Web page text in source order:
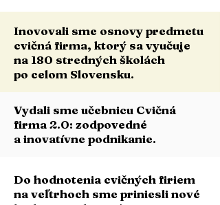
Inovovali sme osnovy predmetu
cvičná firma, ktorý sa vyučuje
na 180 stredných školách
po celom Slovensku.
Vydali sme učebnicu Cvičná
firma 2.0: zodpovedné
a inovatívne podnikanie.
Do hodnotenia cvičných firiem
na veľtrhoch sme priniesli nové